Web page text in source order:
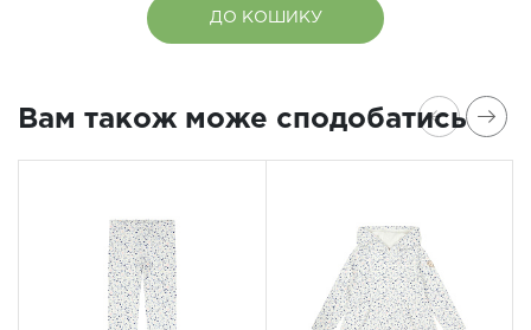
ДО КОШИКУ
Вам також може сподобатись